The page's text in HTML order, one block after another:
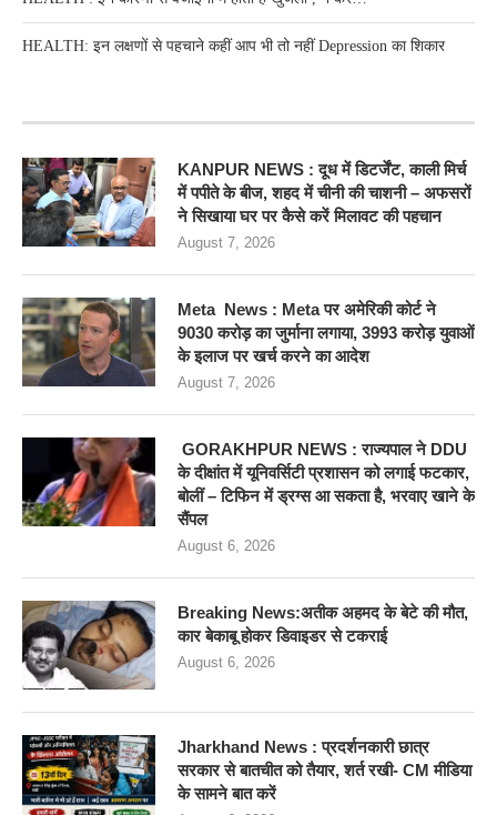
HEALTH: इन लक्षणों से पहचाने कहीं आप भी तो नहीं Depression का शिकार
KANPUR NEWS : दूध में डिटर्जेंट, काली मिर्च
में पपीते के बीज, शहद में चीनी की चाशनी – अफसरों
ने सिखाया घर पर कैसे करें मिलावट की पहचान
August 7, 2026
Meta News : Meta पर अमेरिकी कोर्ट ने
9030 करोड़ का जुर्माना लगाया, 3993 करोड़ युवाओं
के इलाज पर खर्च करने का आदेश
August 7, 2026
GORAKHPUR NEWS : राज्यपाल ने DDU
के दीक्षांत में यूनिवर्सिटी प्रशासन को लगाई फटकार,
बोलीं – टिफिन में ड्रग्स आ सकता है, भरवाए खाने के
सैंपल
August 6, 2026
Breaking News:अतीक अहमद के बेटे की मौत,
कार बेकाबू होकर डिवाइडर से टकराई
August 6, 2026
Jharkhand News : प्रदर्शनकारी छात्र
सरकार से बातचीत को तैयार, शर्त रखी- CM मीडिया
के सामने बात करें